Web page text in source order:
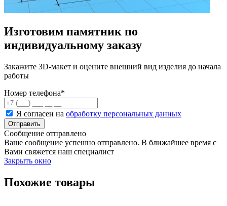
Изготовим памятник по
индивидуальному заказу
Закажите 3D-макет и оцените внешний вид изделия до начала
работы
Номер телефона*
Я согласен на обработку персональных данных
Сообщение отправлено
Ваше сообщение успешно отправлено. В ближайшее время с
Вами свяжется наш специалист
Закрыть окно
Похожие товары